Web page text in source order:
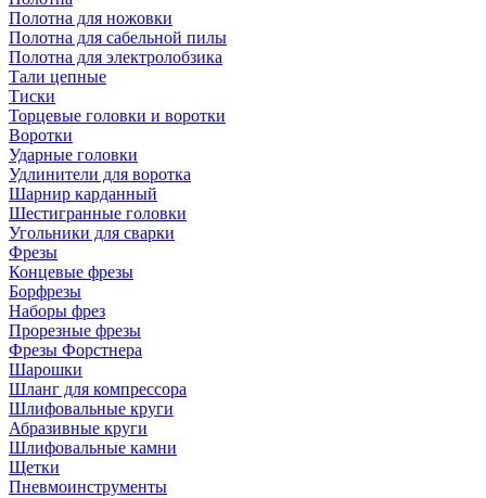
Полотна для ножовки
Полотна для сабельной пилы
Полотна для электролобзика
Тали цепные
Тиски
Торцевые головки и воротки
Воротки
Ударные головки
Удлинители для воротка
Шарнир карданный
Шестигранные головки
Угольники для сварки
Фрезы
Концевые фрезы
Борфрезы
Наборы фрез
Прорезные фрезы
Фрезы Форстнера
Шарошки
Шланг для компрессора
Шлифовальные круги
Абразивные круги
Шлифовальные камни
Щетки
Пневмоинструменты